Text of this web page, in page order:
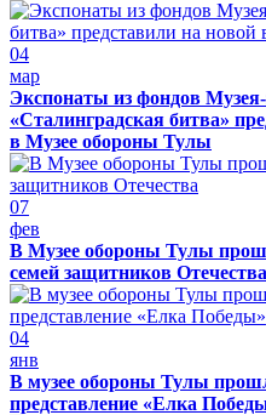
04
мар
Экспонаты из фондов Музея-
«Сталинградская битва»
в Музее обороны Тулы
07
фев
В Музее обороны Тулы
семей защитников Отечества
04
янв
В музее обороны Тулы
представление «Елка